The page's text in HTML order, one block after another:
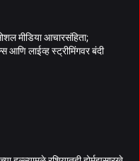
मीडिया आचारसंहिता;
आणि लाईव्ह स्ट्रीमिंगवर बंदी